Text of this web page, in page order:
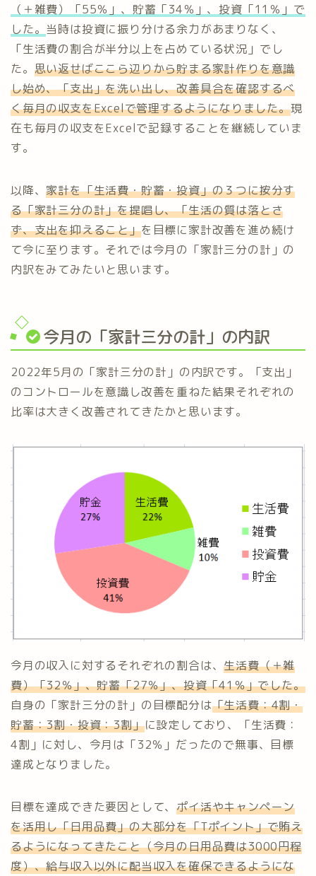
（＋雑費）「55％」、貯蓄「34％」、投資「11％」で
した。 当時は投資に振り分ける余力があまりなく、
「生活費の割合が半分以上を占めている状況」でし
た。 思い返せばここら辺りから貯まる家計作りを意識
し始め、「支出」を洗い出し、改善具合を確認するべ
く毎月の収支をExcelで管理するようになりました。現
在も毎月の収支をExcelで記録することを継続していま
す。
以降、家計を「生活費・貯蓄・投資」の３つに按分す
る「家計三分の計」を提唱し、「生活の質は落とさ
ず、支出を抑えること」を目標に家計改善を進め続け
て今に至ります。それでは今月の「家計三分の計」の
内訳をみてみたいと思います。
今月の「家計三分の計」の内訳
2022年5月の「家計三分の計」の内訳です。「支出」
のコントロールを意識し改善を重ねた結果それぞれの
比率は大きく改善されてきたかと思います。
今月の収入に対するそれぞれの割合は、生活費（＋雑
費）「32％」、貯蓄「27％」、投資「41％」でした。
自身の「家計三分の計」の目標配分は「生活費：4割・
貯蓄：3割・投資：3割」に設定しており、「生活費：
4割」に対し、今月は「32％」だったので無事、目標
達成となりました。
目標を達成できた要因として、ポイ活やキャンペーン
を活用し「日用品費」の大部分を「Tポイント」で賄え
るようになってきたこと（今月の日用品費は3000円程
度）、給与収入以外に配当収入を確保できるようにな